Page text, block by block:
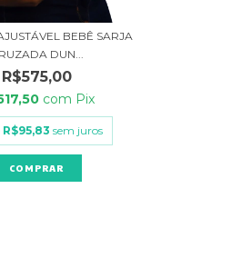
BEBÊ SARJA
DUN...
R$575,00
com Pix
R$95,83 sem juros